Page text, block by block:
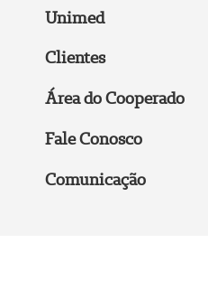
Unimed
Clientes
Área do Cooperado
Fale Conosco
Comunicação